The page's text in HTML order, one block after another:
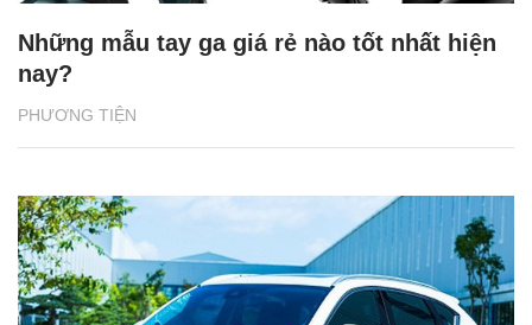
PHƯƠNG TIỆN
Những mẫu tay ga giá rẻ nào tốt nhất hiện
nay?